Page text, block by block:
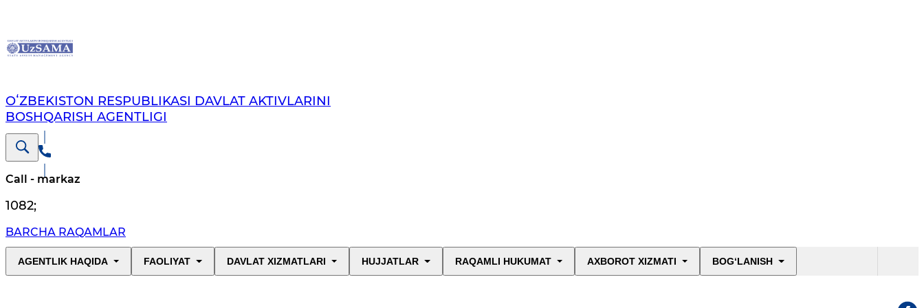
OʻZBEKISTON RESPUBLIKASI DAVLAT AKTIVLARINI
BOSHQARISH AGENTLIGI
Call - markaz
1082;
BARCHA RAQAMLAR
AGENTLIK HAQIDA FAOLIYAT DAVLAT XIZMATLARI HUJJATLAR RAQAMLI HUKUMAT AXBOROT XIZMATI BOG‘LANISH